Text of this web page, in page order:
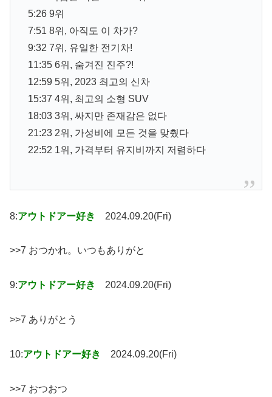
5:26 9위
7:51 8위, 아직도 이 차가?
9:32 7위, 유일한 전기차!
11:35 6위, 숨겨진 진주?!
12:59 5위, 2023 최고의 신차
15:37 4위, 최고의 소형 SUV
18:03 3위, 싸지만 존재감은 없다
21:23 2위, 가성비에 모든 것을 맞췄다
22:52 1위, 가격부터 유지비까지 저렴하다
8:アウトドアー好き 2024.09.20(Fri)
>>7 おつかれ。いつもありがと
9:アウトドアー好き 2024.09.20(Fri)
>>7 ありがとう
10:アウトドアー好き 2024.09.20(Fri)
>>7 おつおつ